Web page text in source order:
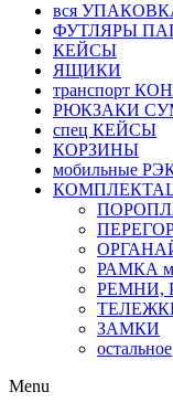
вся
ФУТЛЯРЫ
КЕЙСЫ
ЯЩИКИ
транспорт
РЮКЗАКИ
спец КЕЙСЫ
КОРЗИНЫ
мобильные
РАМКА
РЕМНИ,
ЗАМКИ
остальное
Menu